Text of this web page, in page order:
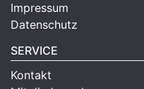
Impressum
Datenschutz
SERVICE
Kontakt